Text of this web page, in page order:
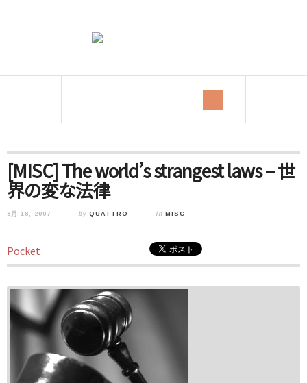
[MISC] The world’s strangest laws – 世
界の変な法律
8月 18, 2007 by QUATTRO in MISC
Pocket